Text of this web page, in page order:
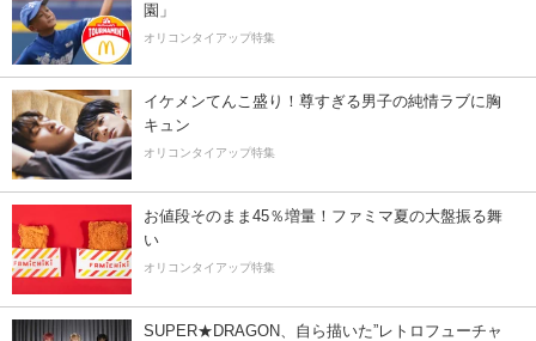
園」
オリコンタイアップ特集
イケメンてんこ盛り！尊すぎる男子の純情ラブに胸
キュン
オリコンタイアップ特集
お値段そのまま45％増量！ファミマ夏の大盤振る舞
い
オリコンタイアップ特集
SUPER★DRAGON、自ら描いた”レトロフューチャ